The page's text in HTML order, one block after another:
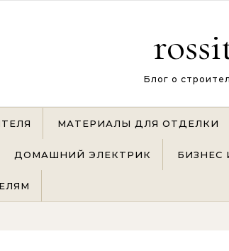
Блог о
МАТЕРИАЛЫ ДЛЯ ОТДЕЛКИ
ДОМАШНИЙ ЭЛЕКТРИК БИЗНЕС